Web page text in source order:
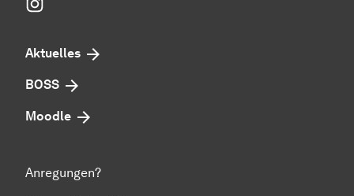
Aktuelles
BOSS
Moodle
Anregungen?